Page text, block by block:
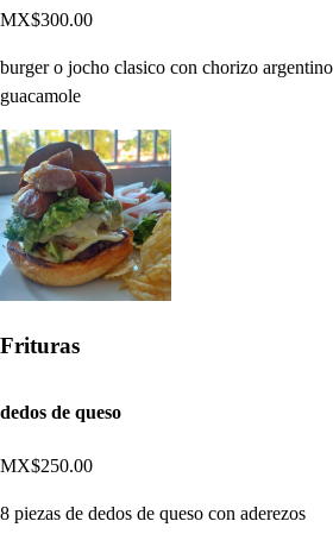
MX$300.00
burger o jocho clasico con chorizo
guacamole
Frituras
dedos de queso
MX$250.00
8 piezas de dedos de queso con aderezos